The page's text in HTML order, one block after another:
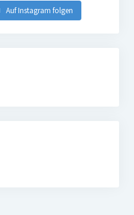
Auf Instagram folgen